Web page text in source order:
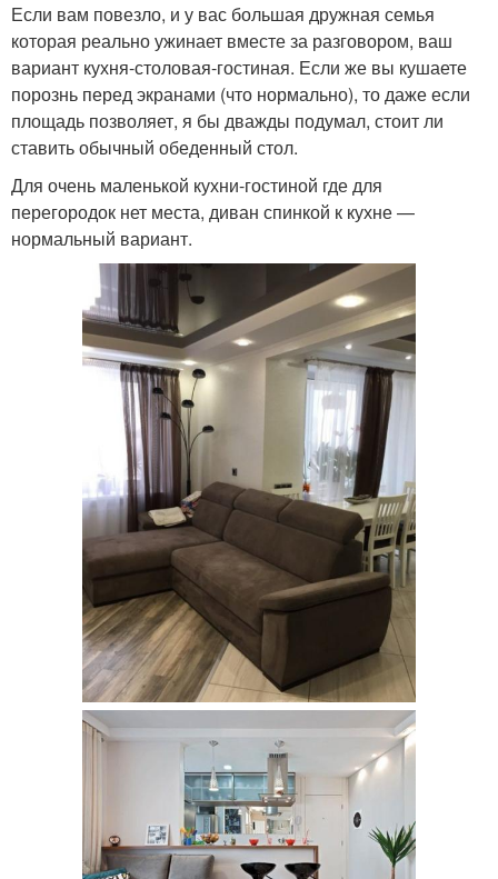
Если вам повезло, и у вас большая дружная семья
которая реально ужинает вместе за разговором, ваш
вариант кухня-столовая-гостиная. Если же вы кушаете
порознь перед экранами (что нормально), то даже если
площадь позволяет, я бы дважды подумал, стоит ли
ставить обычный обеденный стол.
Для очень маленькой кухни-гостиной где для
перегородок нет места, диван спинкой к кухне —
нормальный вариант.